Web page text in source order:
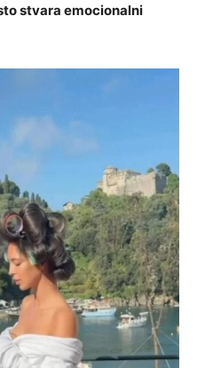
stvara emocionalni